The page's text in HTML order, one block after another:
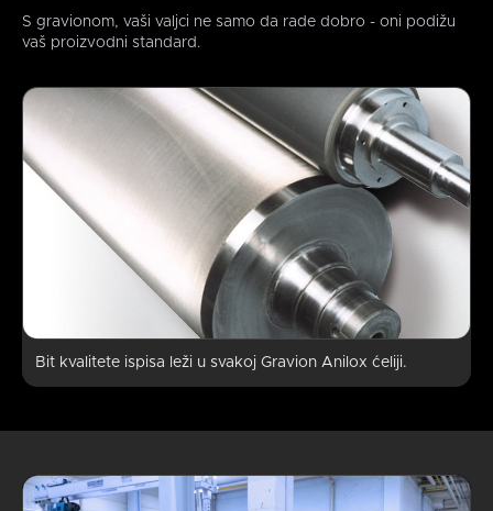
S gravionom, vaši valjci ne samo da rade dobro - oni podižu
vaš proizvodni standard.
Bit kvalitete ispisa leži u svakoj Gravion Anilox ćeliji.